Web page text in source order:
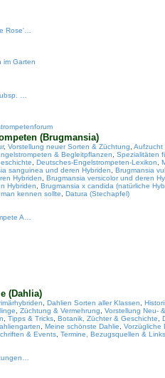
Rose'…
im Garten
…
(Brugmansia)
, Vorstellung neuer Sorten & Züchtung Aufzucht
& Begleitpflanzen
Spezialitäten
Deutsches-Engelstrompeten-Lexikon
sanguinea und deren Hybriden
Brugmansia
Hybriden
Brugmansia versicolor und deren
Hybriden
Brugmansia x candida (natürliche
kennen sollte
Datura (Stechapfel)
A…
(Dahlia)
Dahlien Sorten aller Klassen
Züchtung & Vermehrung
Vorstellung Neu-
Tipps & Tricks Botanik, Züchter & Geschichte
Meine schönste Dahlie
Vorzügliche
& Events Termine, Bezugsquellen & Links